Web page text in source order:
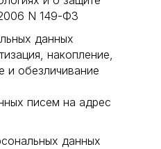
N 149-ФЗ
данных
накопление,
и обезличивание
писем на адрес
данных